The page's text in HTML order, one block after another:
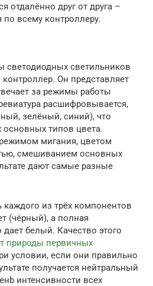
отдалённо друг от друга –
по всему контроллеру.
светодиодных светильников
Он представляет
за режимы работы
расшифровывается,
зелёный, синий), что
основных типов цвета.
мигания, цветом
смешиванием основных
дают самые разные
каждого из трёх компонентов
(чёрный), а полная
белый. Качество этого
природы первичных
условии, если они правильно
получается нейтральный
интенсивности всех